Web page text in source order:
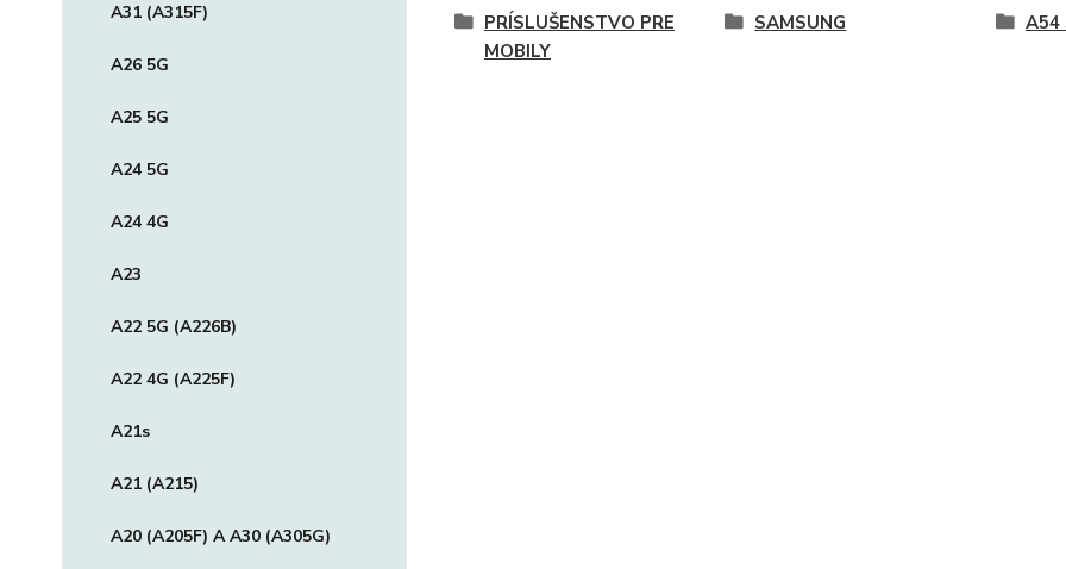
A31 (A315F)
A26 5G
A25 5G
A24 5G
A24 4G
A23
A22 5G (A226B)
A22 4G (A225F)
A21s
A21 (A215)
A20 (A205F) A A30 (A305G)
PRÍSLUŠENSTVO PRE
MOBILY
SAMSUNG A54